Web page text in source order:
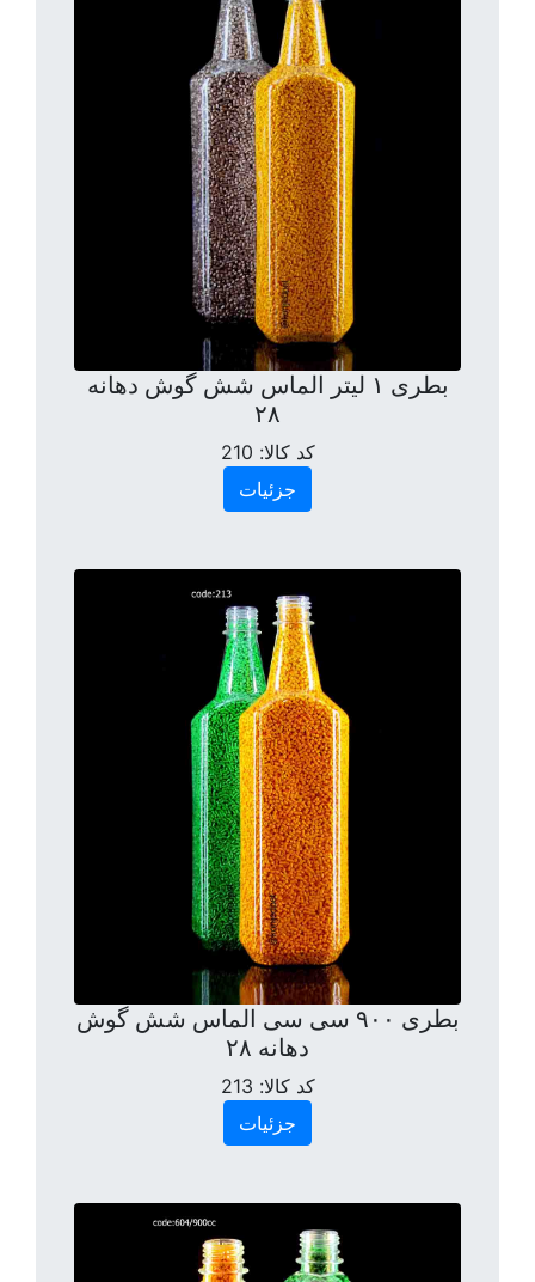
بطری ۱ لیتر الماس شش گوش دهانه
۲۸
کد کالا: 210
جزئیات
بطری ۹۰۰ سی سی الماس شش گوش
دهانه ۲۸
کد کالا: 213
جزئیات